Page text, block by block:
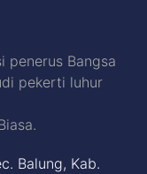
penerus Bangsa
pekerti luhur
Balung, Kab.